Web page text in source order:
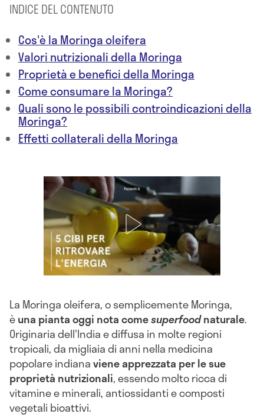
INDICE DEL CONTENUTO
Cos'è la Moringa oleifera
Valori nutrizionali della Moringa
Proprietà e benefici della Moringa
Come consumare la Moringa?
Quali sono le possibili controindicazioni della
Moringa?
Effetti collaterali della Moringa
La Moringa oleifera, o semplicemente Moringa,
èuna pianta oggi nota comesuperfoodnaturale.
Originaria dell'India e diffusa in molte regioni
tropicali, da migliaia di anni nella medicina
popolare indianaviene apprezzata per le sue
proprietà nutrizionali, essendo molto ricca di
vitamine e minerali, antiossidanti e composti
vegetali bioattivi.